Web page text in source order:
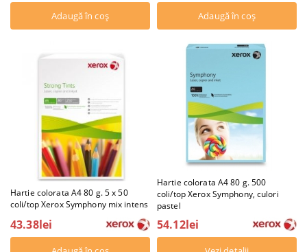
Hartie colorata A4 80 g. 5 x 50
coli/top Xerox Symphony mix intens
43.38lei
Hartie colorata A4 80 g. 500
coli/top Xerox Symphony, culori
pastel
54.12lei